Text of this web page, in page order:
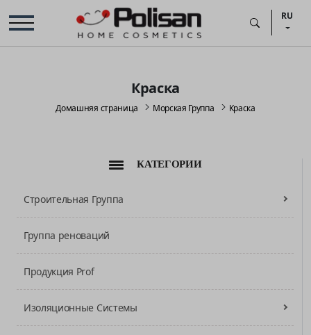
RU
Краска
Домашняя страница Морская Группа Краска
КАТЕГОРИИ
Строительная Группа
Группа реноваций
Продукция Prof
Изоляционные Системы